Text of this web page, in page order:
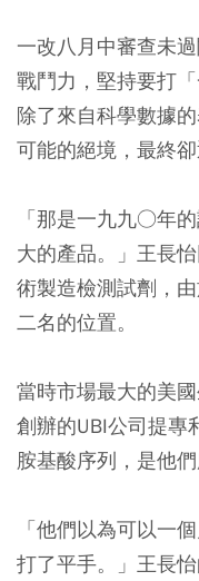
一改八月中審查未
戰鬥力，堅持要打
除了來自科學數據
可能的絕境，最終卻
「那是一九九○年
大的產品。」王長
術製造檢測試劑，
二名的位置。
當時市場最大的美
創辦的UBI公司提專
胺基酸序列，是他們
「他們以為可以一
打了平手。」王長